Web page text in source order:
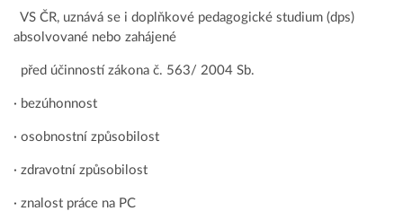
VS ČR, uznává se i doplňkové pedagogické studium (dps)
absolvované nebo zahájené
před účinností zákona č. 563/ 2004 Sb.
· bezúhonnost
· osobnostní způsobilost
· zdravotní způsobilost
· znalost práce na PC